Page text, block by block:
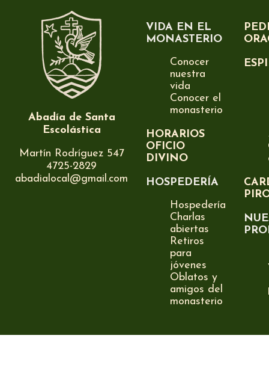
Abadía de Santa
Escolástica
Martín Rodríguez 547
4725-2829
abadialocal@gmail.com
VIDA EN EL
MONASTERIO
Conocer
nuestra
vida
Conocer el
monasterio
HORARIOS
OFICIO
DIVINO
HOSPEDERÍA
Hospedería
Charlas
abiertas
Retiros
para
jóvenes
Oblatos y
amigos del
monasterio